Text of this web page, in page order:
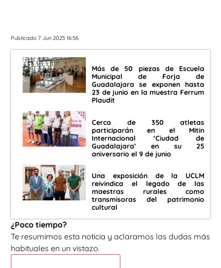
Publicado 7 Jun 2025 16:56
Más de 50 piezas de Escuela
Municipal de Forja de
Guadalajara se exponen hasta
23 de junio en la muestra Ferrum
Plaudit
Cerca de 350 atletas
participarán en el Mitin
Internacional ‘Ciudad de
Guadalajara’ en su 25
aniversario el 9 de junio
Una exposición de la UCLM
reivindica el legado de las
maestras rurales como
transmisoras del patrimonio
cultural
¿Poco tiempo?
Te resumimos esta noticia y aclaramos las dudas más
habituales en un vistazo.